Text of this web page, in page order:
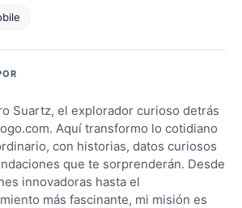
Suartz, el explorador curioso detrás
Aquí transformo lo cotidiano
con historias, datos curiosos
que te sorprenderán. Desde
innovadoras hasta el
más fascinante, mi misión es